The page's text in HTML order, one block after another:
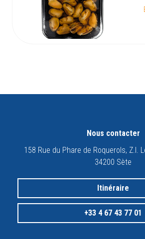
Nous contacter
158 Rue du Phare de Roquerols, Z.I.
34200 Sète
Itinéraire
+33 4 67 43 77 01